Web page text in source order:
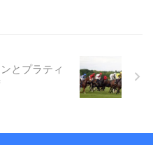
とプラティ